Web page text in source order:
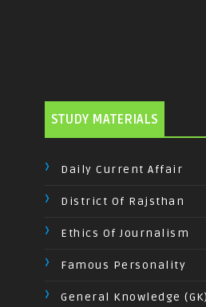
STUDY MATERIALS
Daily Current Affair
District Of Rajsthan
Ethics Of Journalism
Famous Personality
General Knowledge (GK)